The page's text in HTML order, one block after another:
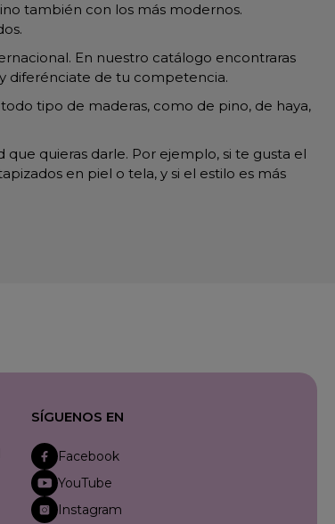
también con los más modernos.
En nuestro catálogo encontraras
diferénciate de tu competencia.
tipo de maderas, como de pino, de haya,
quieras darle. Por ejemplo, si te gusta el
en piel o tela, y si el estilo es más
SÍGUENOS EN
Facebook
YouTube
Instagram